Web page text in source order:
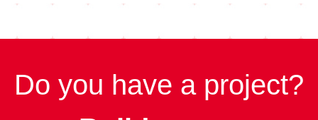
Do you have a project?